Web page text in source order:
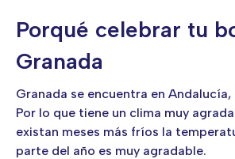
Porqué celebrar tu
Granada
Granada se encuentra en Andalucía,
Por lo que tiene un clima muy
existan meses más fríos la
parte del año es muy agradable.